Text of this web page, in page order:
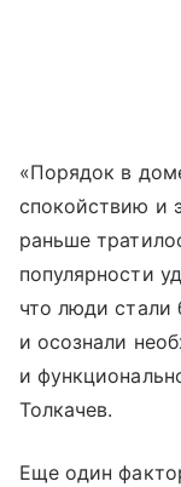
«Порядок в
спокойствию и
раньше
популярности
что люди стали
и осознали
и
Толкачев.
Еще один